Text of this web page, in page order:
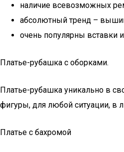
наличие всевозможных
абсолютный тренд –
очень популярны вставки
Платье-рубашка с оборками.
Платье-рубашка уникально в
фигуры, для любой ситуации, в
Платье с бахромой